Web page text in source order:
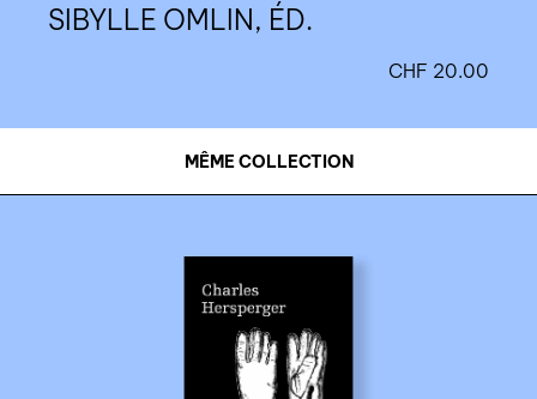
SIBYLLE OMLIN, ÉD.
CHF 20.00
MÊME COLLECTION